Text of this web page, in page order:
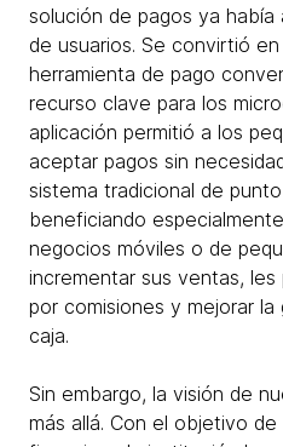
solución de pagos ya había
de usuarios. Se convirtió
herramienta de pago
recurso clave para los
aplicación permitió a los
aceptar pagos sin
sistema tradicional de
beneficiando
negocios móviles o de
incrementar sus ventas,
por comisiones y mejorar
caja.
Sin embargo, la visión de
más allá. Con el objetivo de